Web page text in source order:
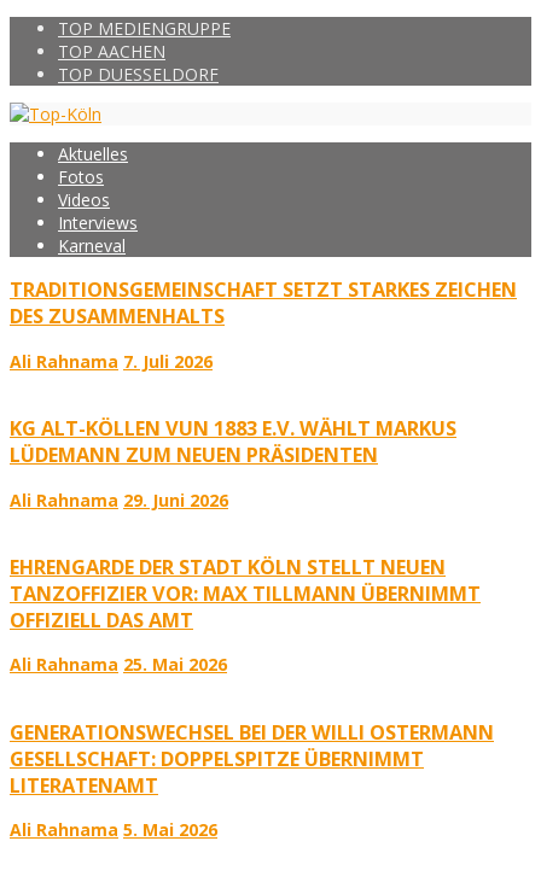
TOP MEDIENGRUPPE
TOP AACHEN
TOP DUESSELDORF
Aktuelles
Fotos
Videos
Interviews
Karneval
TRADITIONSGEMEINSCHAFT SETZT STARKES ZEICHEN
DES ZUSAMMENHALTS
Ali Rahnama 7. Juli 2026
KG ALT-KÖLLEN VUN 1883 E.V. WÄHLT MARKUS
LÜDEMANN ZUM NEUEN PRÄSIDENTEN
Ali Rahnama 29. Juni 2026
EHRENGARDE DER STADT KÖLN STELLT NEUEN
TANZOFFIZIER VOR: MAX TILLMANN ÜBERNIMMT
OFFIZIELL DAS AMT
Ali Rahnama 25. Mai 2026
GENERATIONSWECHSEL BEI DER WILLI OSTERMANN
GESELLSCHAFT: DOPPELSPITZE ÜBERNIMMT
LITERATENAMT
Ali Rahnama 5. Mai 2026